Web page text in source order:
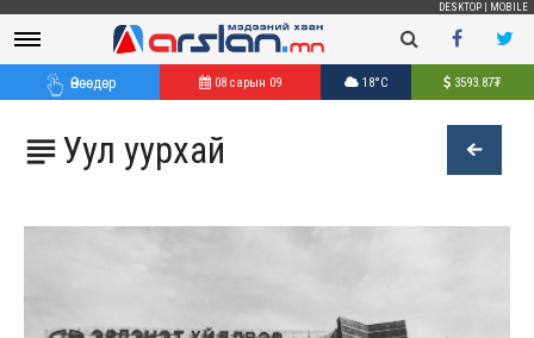
DESKTOP MOBILE
Өнөөдөр 08 сарын 09 18°C 3593.87₮
Уул уурхай